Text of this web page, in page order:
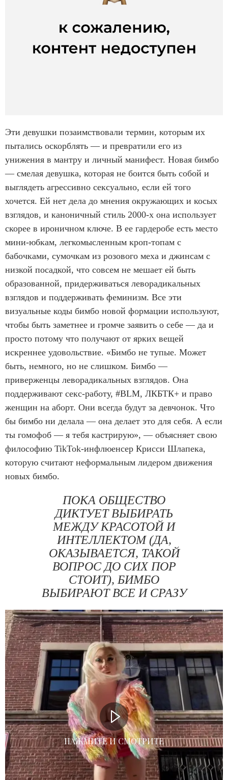
Эти девушки позаимствовали термин, которым их
пытались оскорблять — и превратили его из
унижения в мантру и личный манифест. Новая бимбо
— смелая девушка, которая не боится быть собой и
выглядеть агрессивно сексуально, если ей того
хочется. Ей нет дела до мнения окружающих и косых
взглядов, и каноничный стиль 2000-х она использует
скорее в ироничном ключе. В ее гардеробе есть место
мини-юбкам, легкомысленным кроп-топам с
бабочками, сумочкам из розового меха и джинсам с
низкой посадкой, что совсем не мешает ей быть
образованной, придерживаться леворадикальных
взглядов и поддерживать феминизм. Все эти
визуальные коды бимбо новой формации используют,
чтобы быть заметнее и громче заявить о себе — да и
просто потому что получают от ярких вещей
искреннее удовольствие. «Бимбо не тупые. Может
быть, немного, но не слишком. Бимбо —
приверженцы леворадикальных взглядов. Она
поддерживают секс-работу, #BLM, ЛКБТК+ и право
женщин на аборт. Они всегда будут за девчонок. Что
бы бимбо ни делала — она делает это для себя. А если
ты гомофоб — я тебя кастрирую», — объясняет свою
философию TikTok-инфлюенсер Крисси Шлапека,
которую считают неформальным лидером движения
новых бимбо.
ПОКА ОБЩЕСТВО
ДИКТУЕТ ВЫБИРАТЬ
МЕЖДУ КРАСОТОЙ И
ИНТЕЛЛЕКТОМ (ДА,
ОКАЗЫВАЕТСЯ, ТАКОЙ
ВОПРОС ДО СИХ ПОР
СТОИТ), БИМБО
ВЫБИРАЮТ ВСЕ И СРАЗУ
НАЖМИТЕ И СМОТРИТЕ